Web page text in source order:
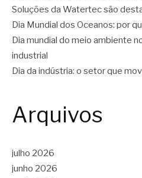
Soluções da Watertec são
Dia Mundial dos Oceanos: por
Dia mundial do meio ambiente
industrial
Dia da indústria: o setor que
Arquivos
julho 2026
junho 2026